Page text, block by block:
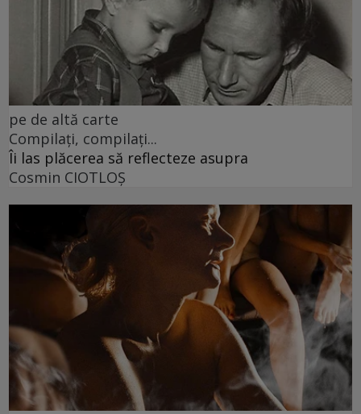
pe de altă carte
Compilați, compilați...
Îi las plăcerea să reflecteze asupra
Cosmin CIOTLOŞ